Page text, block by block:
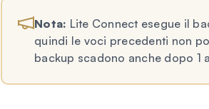
Nota: Lite Connect esegue il
quindi le voci precedenti non
backup scadono anche dopo 1